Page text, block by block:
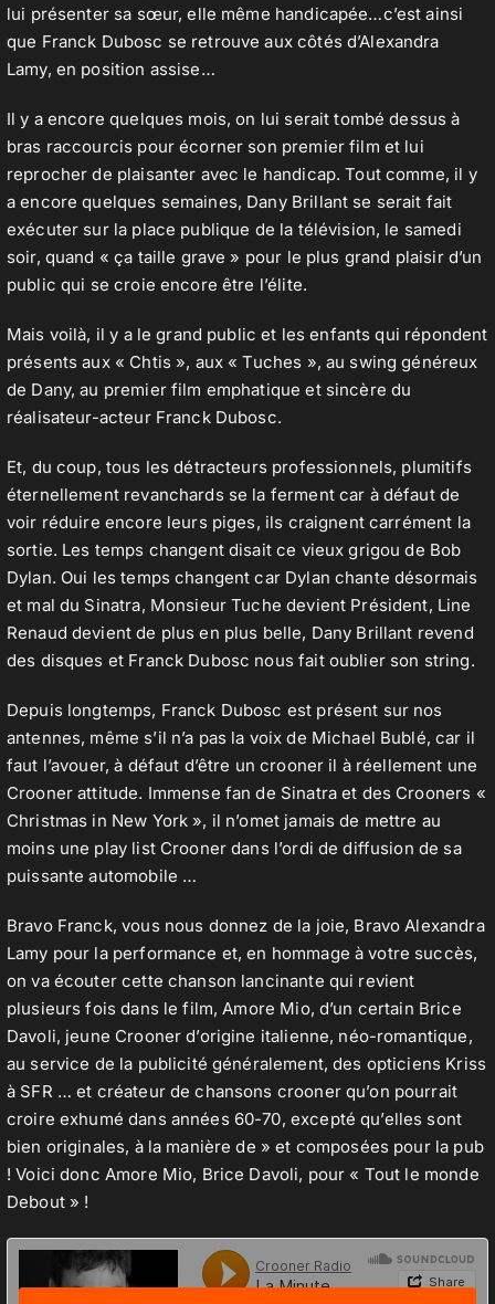
lui présenter sa sœur, elle même handicapée…c’est ainsi
que Franck Dubosc se retrouve aux côtés d’Alexandra
Lamy, en position assise…
Il y a encore quelques mois, on lui serait tombé dessus à
bras raccourcis pour écorner son premier film et lui
reprocher de plaisanter avec le handicap. Tout comme, il y
a encore quelques semaines, Dany Brillant se serait fait
exécuter sur la place publique de la télévision, le samedi
soir, quand « ça taille grave » pour le plus grand plaisir d’un
public qui se croie encore être l’élite.
Mais voilà, il y a le grand public et les enfants qui répondent
présents aux « Chtis », aux « Tuches », au swing généreux
de Dany, au premier film emphatique et sincère du
réalisateur-acteur Franck Dubosc.
Et, du coup, tous les détracteurs professionnels, plumitifs
éternellement revanchards se la ferment car à défaut de
voir réduire encore leurs piges, ils craignent carrément la
sortie. Les temps changent disait ce vieux grigou de Bob
Dylan. Oui les temps changent car Dylan chante désormais
et mal du Sinatra, Monsieur Tuche devient Président, Line
Renaud devient de plus en plus belle, Dany Brillant revend
des disques et Franck Dubosc nous fait oublier son string.
Depuis longtemps, Franck Dubosc est présent sur nos
antennes, même s’il n’a pas la voix de Michael Bublé, car il
faut l’avouer, à défaut d’être un crooner il à réellement une
Crooner attitude. Immense fan de Sinatra et des Crooners «
Christmas in New York », il n’omet jamais de mettre au
moins une play list Crooner dans l’ordi de diffusion de sa
puissante automobile …
Bravo Franck, vous nous donnez de la joie, Bravo Alexandra
Lamy pour la performance et, en hommage à votre succès,
on va écouter cette chanson lancinante qui revient
plusieurs fois dans le film, Amore Mio, d’un certain Brice
Davoli, jeune Crooner d’origine italienne, néo-romantique,
au service de la publicité généralement, des opticiens Kriss
à SFR … et créateur de chansons crooner qu’on pourrait
croire exhumé dans années 60-70, excepté qu’elles sont
bien originales, à la manière de » et composées pour la pub
! Voici donc Amore Mio, Brice Davoli, pour « Tout le monde
Debout » !